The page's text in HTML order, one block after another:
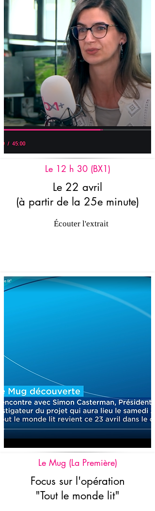
Le 12 h 30 (BX1)
Le 22 avril
(à partir de la 25e minute)
Écouter l'extrait
Le Mug (La Première)
Focus sur l'opération
"Tout le monde lit"